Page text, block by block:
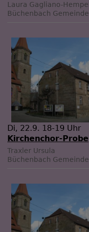
Laura Gagliano-Hempel
Büchenbach
Di, 22.9. 18-19 Uhr
Kirchenchor-Probe
Traxler Ursula
Büchenbach